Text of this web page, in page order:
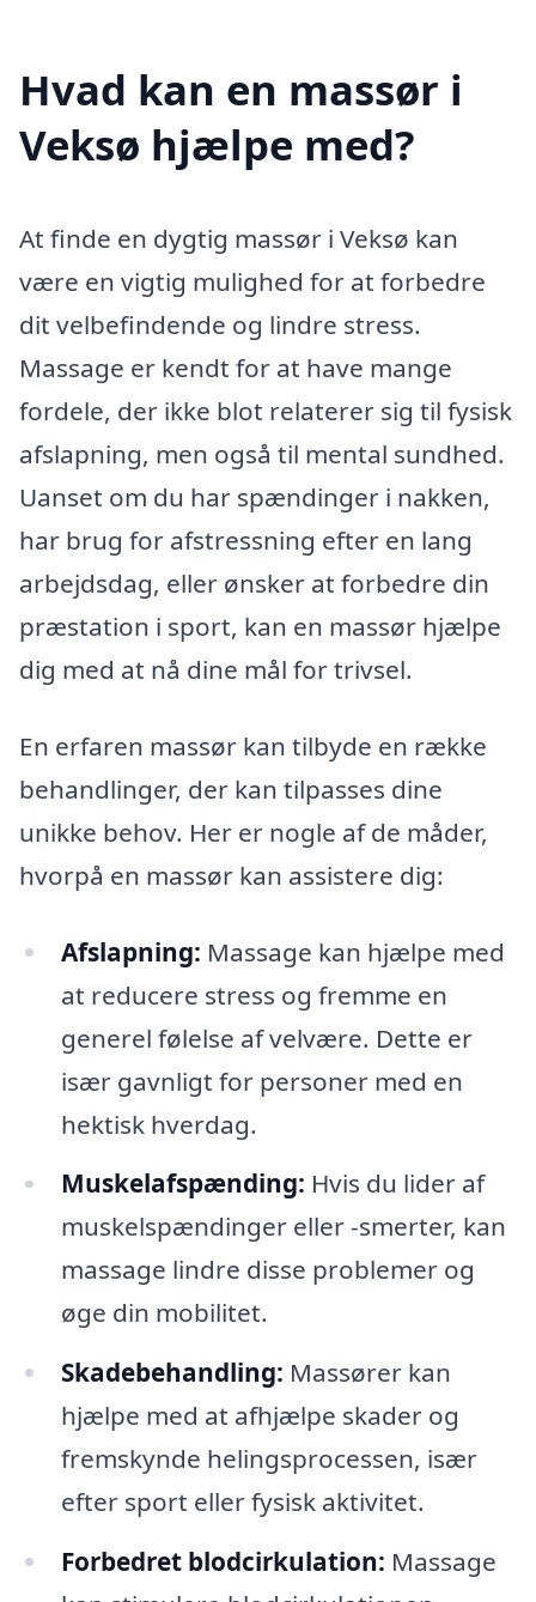
Hvad kan en massør i
Veksø hjælpe med?
At finde en dygtig massør i Veksø kan
være en vigtig mulighed for at forbedre
dit velbefindende og lindre stress.
Massage er kendt for at have mange
fordele, der ikke blot relaterer sig til fysisk
afslapning, men også til mental sundhed.
Uanset om du har spændinger i nakken,
har brug for afstressning efter en lang
arbejdsdag, eller ønsker at forbedre din
præstation i sport, kan en massør hjælpe
dig med at nå dine mål for trivsel.
En erfaren massør kan tilbyde en række
behandlinger, der kan tilpasses dine
unikke behov. Her er nogle af de måder,
hvorpå en massør kan assistere dig:
Afslapning: Massage kan hjælpe med
at reducere stress og fremme en
generel følelse af velvære. Dette er
især gavnligt for personer med en
hektisk hverdag.
Muskelafspænding: Hvis du lider af
muskelspændinger eller -smerter, kan
massage lindre disse problemer og
øge din mobilitet.
Skadebehandling: Massører kan
hjælpe med at afhjælpe skader og
fremskynde helingsprocessen, især
efter sport eller fysisk aktivitet.
Forbedret blodcirkulation: Massage